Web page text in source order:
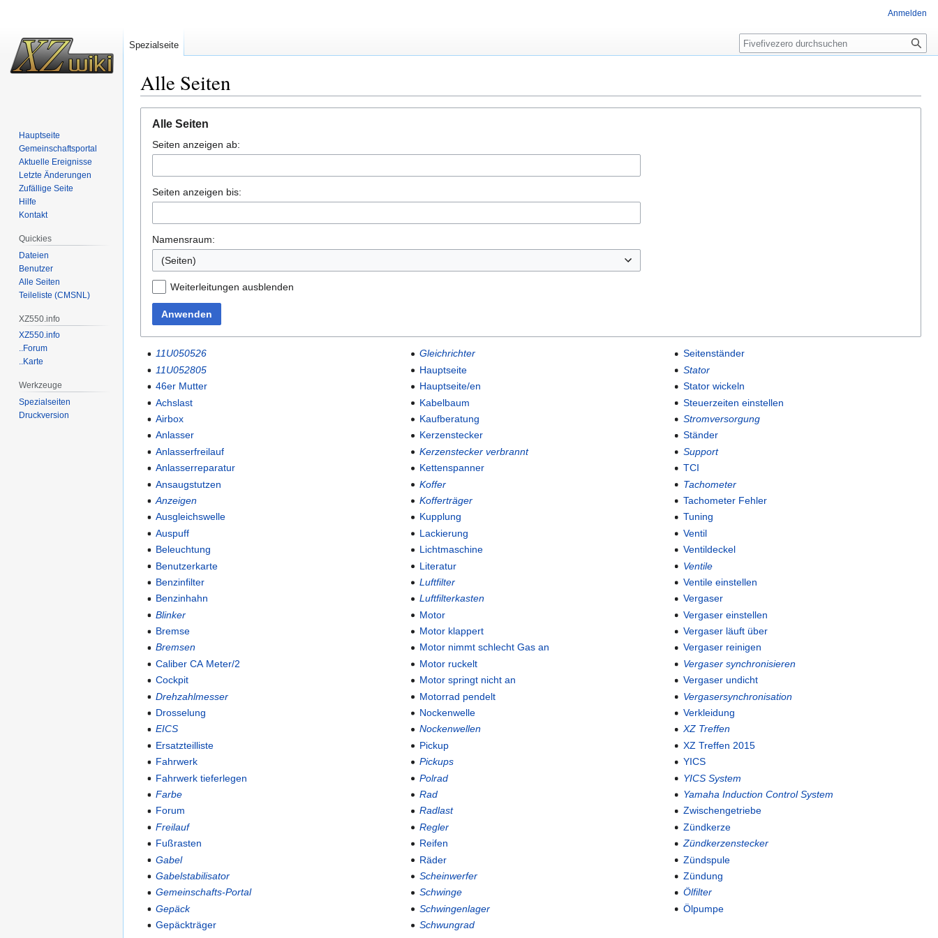
Alle Seiten
Navigation
springen
Suche
springen
Alle Seiten
Seiten anzeigen ab:
Seiten anzeigen bis:
Namensraum:
(Seiten)
Weiterleitungen ausblenden
Anwenden
11U050526
11U052805
46er Mutter
Achslast
Airbox
Anlasser
Anlasserfreilauf
Anlasserreparatur
Ansaugstutzen
Anzeigen
Ausgleichswelle
Auspuff
Beleuchtung
Benutzerkarte
Benzinfilter
Benzinhahn
Blinker
Bremse
Bremsen
Caliber CA Meter/2
Cockpit
Drehzahlmesser
Drosselung
EICS
Ersatzteilliste
Fahrwerk
Fahrwerk tieferlegen
Farbe
Forum
Freilauf
Fußrasten
Gabel
Gabelstabilisator
Gemeinschafts-Portal
Gepäck
Gepäckträger
Gleichrichter
Hauptseite
Hauptseite/en
Kabelbaum
Kaufberatung
Kerzenstecker
Kerzenstecker verbrannt
Kettenspanner
Koffer
Kofferträger
Kupplung
Lackierung
Lichtmaschine
Literatur
Luftfilter
Luftfilterkasten
Motor
Motor klappert
Motor nimmt schlecht Gas an
Motor ruckelt
Motor springt nicht an
Motorrad pendelt
Nockenwelle
Nockenwellen
Pickup
Pickups
Polrad
Rad
Radlast
Regler
Reifen
Räder
Scheinwerfer
Schwinge
Schwingenlager
Schwungrad
Seitenständer
Stator
Stator wickeln
Steuerzeiten einstellen
Stromversorgung
Ständer
Support
TCI
Tachometer
Tachometer Fehler
Tuning
Ventil
Ventildeckel
Ventile
Ventile einstellen
Vergaser
Vergaser einstellen
Vergaser läuft über
Vergaser reinigen
Vergaser synchronisieren
Vergaser undicht
Vergasersynchronisation
Verkleidung
XZ Treffen
XZ Treffen 2015
YICS
YICS System
Yamaha Induction Control System
Zwischengetriebe
Zündkerze
Zündkerzenstecker
Zündspule
Zündung
Ölfilter
Ölpumpe
Anmelden
Spezialseite Suche
Hauptseite
Gemeinschafts­portal
Aktuelle Ereignisse
Letzte Änderungen
Zufällige Seite
Hilfe
Kontakt
Quickies
Dateien
Benutzer
Alle Seiten
Teileliste (CMSNL)
XZ550.info
XZ550.info
..Forum
..Karte
Werkzeuge
Spezialseiten
Druckversion